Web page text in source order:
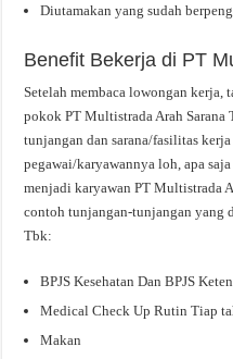
Diutamakan yang sudah
Benefit Bekerja di PT
Setelah membaca lowongan kerja,
pokok PT Multistrada Arah Sarana
tunjangan dan sarana/fasilitas
pegawai/karyawannya loh, apa
menjadi karyawan PT Multistrada
contoh tunjangan-tunjangan yang
Tbk:
BPJS Kesehatan Dan BPJS
Medical Check Up Rutin Tiap
Makan